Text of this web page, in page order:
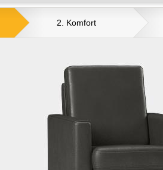
2. Komfort